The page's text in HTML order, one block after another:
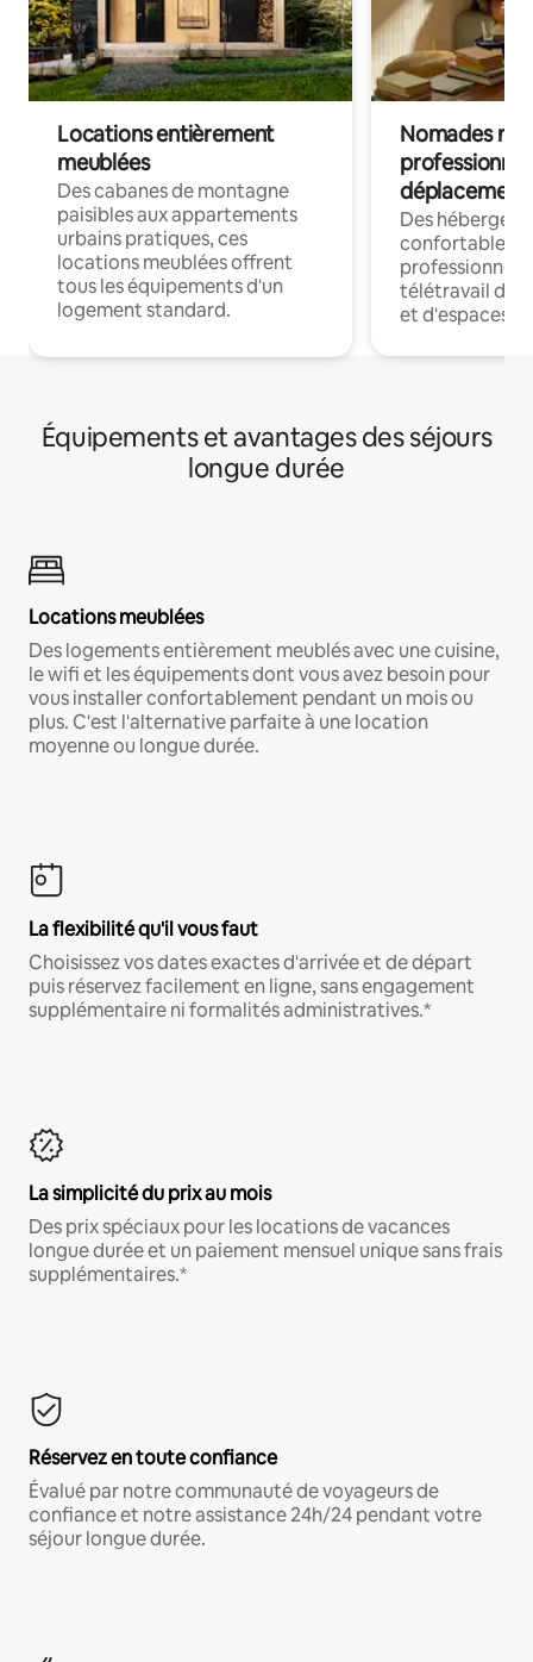
Locations entièrement
meublées
Des cabanes de montagne
paisibles aux appartements
urbains pratiques, ces
locations meublées offrent
tous les équipements d'un
logement standard.
Nomades
déplacement
Des
confortables
professionnels
télétravail
et d'espaces
Équipements et avantages des séjours
longue durée
Locations meublées
Des logements entièrement meublés avec une cuisine,
le wifi et les équipements dont vous avez besoin pour
vous installer confortablement pendant un mois ou
plus. C'est l'alternative parfaite à une location
moyenne ou longue durée.
La flexibilité qu'il vous faut
Choisissez vos dates exactes d'arrivée et de départ
puis réservez facilement en ligne, sans engagement
supplémentaire ni formalités administratives.*
La simplicité du prix au mois
Des prix spéciaux pour les locations de vacances
longue durée et un paiement mensuel unique sans frais
supplémentaires.*
Réservez en toute confiance
Évalué par notre communauté de voyageurs de
confiance et notre assistance 24h/24 pendant votre
séjour longue durée.